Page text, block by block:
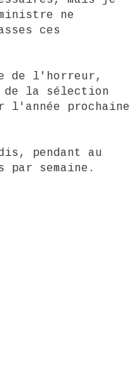
ne
ces
de l'horreur,
la sélection
l'année prochaine
pendant au
par semaine.